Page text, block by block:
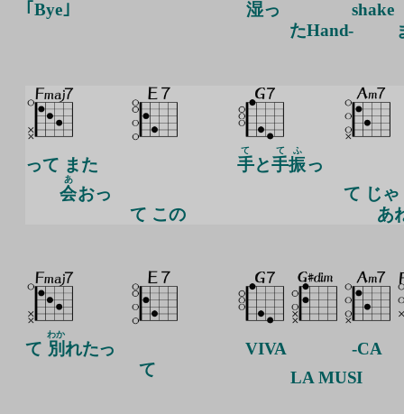
｢Bye｣ 湿っ
たHand-
shake
って また
会
あ
おっ
て この
手
て
と手
て
振
ふ
っ
て じゃ
あ
て 別
わか
れたっ
て
VIVA
LA MUSI
-CA